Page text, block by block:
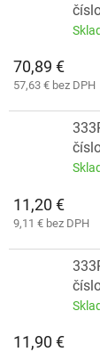
70,89 €
57,63 € bez DPH
11,20 €
9,11 € bez DPH
11,90 €